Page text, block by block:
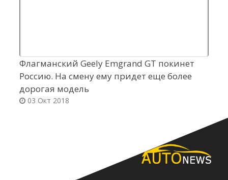
Флагманский Geely Emgrand GT покинет
Россию. На смену ему придет еще более
дорогая модель
03 Окт 2018